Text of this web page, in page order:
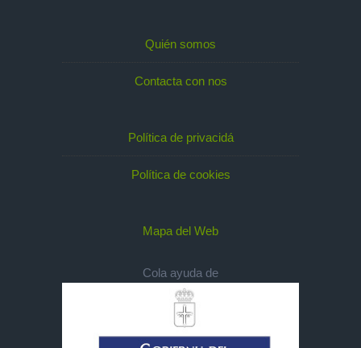
Quién somos
Contacta con nos
Política de privacidá
Política de cookies
Mapa del Web
Cola ayuda de